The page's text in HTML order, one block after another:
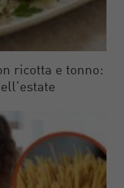
ricotta e tonno: